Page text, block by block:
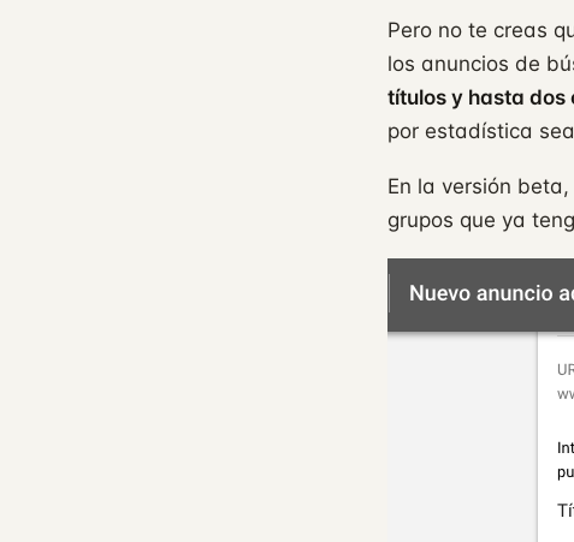
Pero no te creas
los anuncios de
títulos y hasta
por estadística
En la versión
grupos que ya